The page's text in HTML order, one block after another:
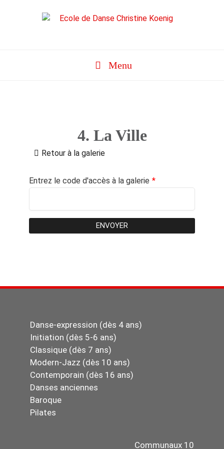
Menu
4. La Ville
Retour à la galerie
Entrez le code d'accès à la galerie *
ENVOYER
Danse-expression (dès 4 ans)
Initiation (dès 5-6 ans)
Classique (dès 7 ans)
Modern-Jazz (dès 10 ans)
Contemporain (dès 16 ans)
Danses anciennes
Baroque
Pilates
Communaux 10